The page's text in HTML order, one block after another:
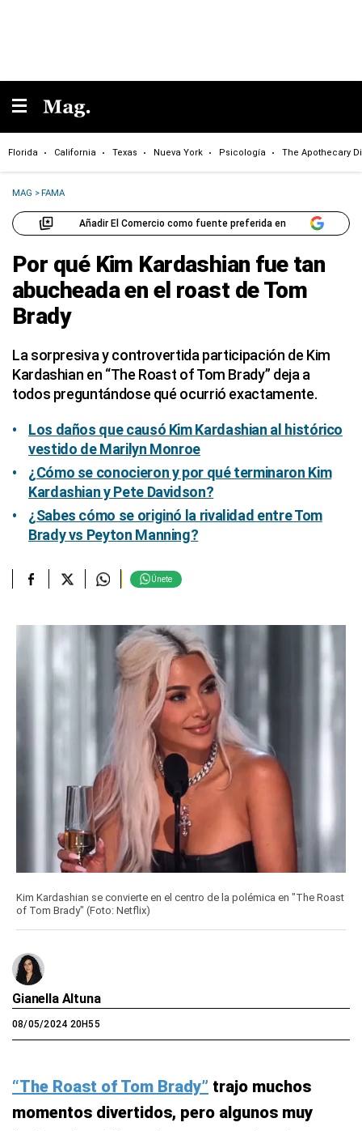
Florida California Texas Nueva York Psicología The Apothecary
MAG >FAMA
Añadir El Comercio como fuente preferida en
Por qué Kim Kardashian fue tan
abucheada en el roast de Tom
Brady
La sorpresiva y controvertida participación de Kim
Kardashian en “The Roast of Tom Brady” deja a
todos preguntándose qué ocurrió exactamente.
Los daños que causó Kim Kardashian al histórico
vestido de Marilyn Monroe
¿Cómo se conocieron y por qué terminaron Kim
Kardashian y Pete Davidson?
¿Sabes cómo se originó la rivalidad entre Tom
Brady vs Peyton Manning?
Únete
Kim Kardashian se convierte en el centro de la polémica en "The Roast
of Tom Brady" (Foto: Netflix)
Gianella Altuna
08/05/2024 20H55
“The Roast of Tom Brady” trajo muchos
momentos divertidos, pero algunos muy